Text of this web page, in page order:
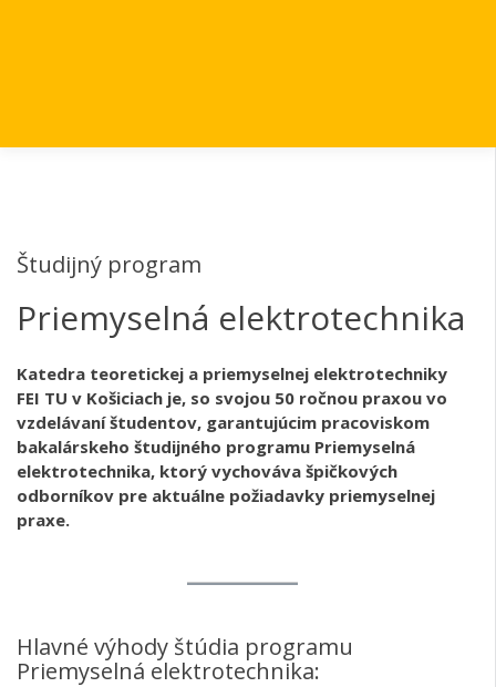
Študijný program
Priemyselná elektrotechnika
Katedra teoretickej a priemyselnej elektrotechniky
FEI TU v Košiciach je, so svojou 50 ročnou praxou vo
vzdelávaní študentov, garantujúcim pracoviskom
bakalárskeho študijného programu Priemyselná
elektrotechnika, ktorý vychováva špičkových
odborníkov pre aktuálne požiadavky priemyselnej
praxe.
Hlavné výhody štúdia programu
Priemyselná elektrotechnika: